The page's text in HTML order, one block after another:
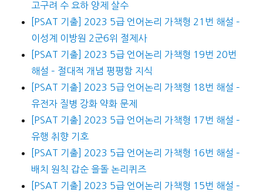
고구려 수 요하 양제 살수
[PSAT 기출] 2023 5급 언어논리 가책형 21번 해설 –
이성계 이방원 2군6위 절제사
[PSAT 기출] 2023 5급 언어논리 가책형 19번 20번
해설 – 절대적 개념 평평함 지식
[PSAT 기출] 2023 5급 언어논리 가책형 18번 해설 –
유전자 질병 강화 약화 문제
[PSAT 기출] 2023 5급 언어논리 가책형 17번 해설 –
유행 취향 기호
[PSAT 기출] 2023 5급 언어논리 가책형 16번 해설 –
배치 원칙 갑순 을돌 논리퀴즈
[PSAT 기출] 2023 5급 언어논리 가책형 15번 해설 –